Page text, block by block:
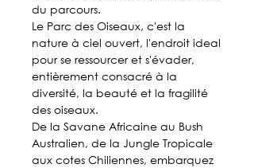
du parcours.
Le Parc des Oiseaux, c'est la
nature à ciel ouvert, l'endroit ideal
pour se ressourcer et s'évader,
entièrement consacré à la
diversité, la beauté et la fragilité
des oiseaux.
De la Savane Africaine au Bush
Australien, de la Jungle Tropicale
aux cotes Chiliennes, embarquez